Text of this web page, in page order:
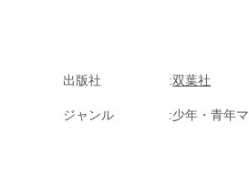
出版社 双葉社
ジャンル 少年・青年